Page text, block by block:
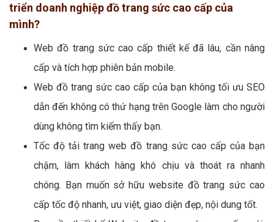
triển doanh nghiệp đồ trang sức cao cấp của
mình?
Web đồ trang sức cao cấp thiết kế đã lâu, cần nâng
cấp và tích hợp phiên bản mobile.
Web đồ trang sức cao cấp của bạn không tối ưu SEO
dẫn đến không có thứ hạng trên Google làm cho người
dùng không tìm kiếm thấy bạn.
Tốc độ tải trang web đồ trang sức cao cấp của bạn
chậm, làm khách hàng khó chịu và thoát ra nhanh
chóng. Bạn muốn sở hữu website đồ trang sức cao
cấp tốc độ nhanh, ưu việt, giao diện đẹp, nội dung tốt.